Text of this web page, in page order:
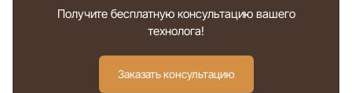
Получите бесплатную консультацию вашего
технолога!
Заказать консультацию